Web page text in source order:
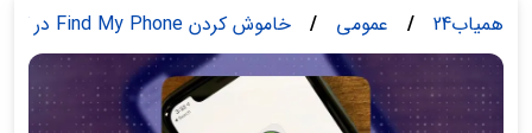
همیاب24 / عمومی / خاموش کردن Find My Phone در گوشی آیفون